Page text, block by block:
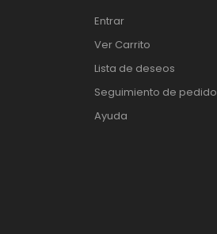
Entrar
Ver Carrito
Lista de deseos
Seguimiento de pedido
Ayuda